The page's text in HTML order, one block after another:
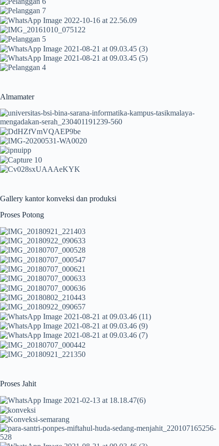
Almamater
Gallery kantor konveksi dan produksi
Proses Potong
Proses Jahit